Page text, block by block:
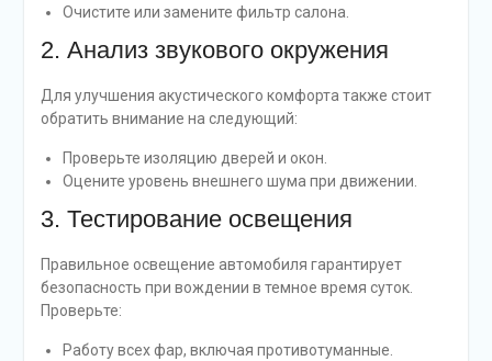
Очистите или замените фильтр салона.
2. Анализ звукового окружения
Для улучшения акустического комфорта также стоит
обратить внимание на следующий:
Проверьте изоляцию дверей и окон.
Оцените уровень внешнего шума при движении.
3. Тестирование освещения
Правильное освещение автомобиля гарантирует
безопасность при вождении в темное время суток.
Проверьте:
Работу всех фар, включая противотуманные.